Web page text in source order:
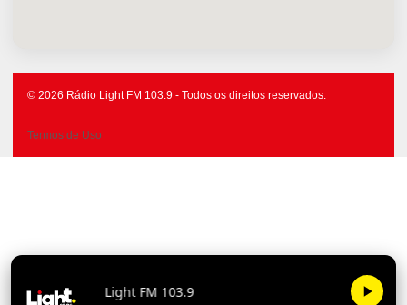
© 2026 Rádio Light FM 103.9 - Todos os direitos reservados.
Termos de Uso
Light FM 103.9